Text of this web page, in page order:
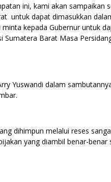
ini, kami akan sampaikan
untuk dapat dimasukkan
kepada Gubernur untuk
Sumatera Barat Masa
Yuswandi dalam
dihimpun melalui reses
yang diambil benar-